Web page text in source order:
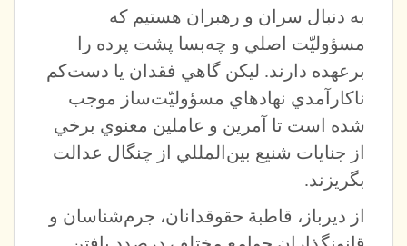
به دنبال سران و رهبران هستيم كه
مسؤوليّت اصلي و چه‌بسا پشت پرده را
برعهده دارند. ليكن گاهي فقدان يا دست‌كم
ناكارآمدي نهادهاي مسؤوليّت‌ساز موجب
شده است تا آمرين و عاملين معنوي برخي
از جنايات شنيع بين‌المللي از چنگال عدالت
بگريزند.
از ديرباز، قاطبة حقوقدانان، جرم‌شناسان و